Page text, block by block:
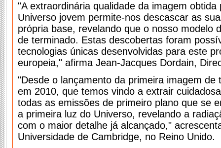
"A extraordinária qualidade da imagem obtida
Universo jovem permite-nos descascar as
própria base, revelando que o nosso modelo
de terminado. Estas descobertas foram
tecnologias únicas desenvolvidas para este
europeia," afirma Jean-Jacques Dordain,
"Desde o lançamento da primeira imagem de
em 2010, que temos vindo a extrair
todas as emissões de primeiro plano que se
a primeira luz do Universo, revelando a
com o maior detalhe já alcançado,"
Universidade de Cambridge, no Reino Unido.